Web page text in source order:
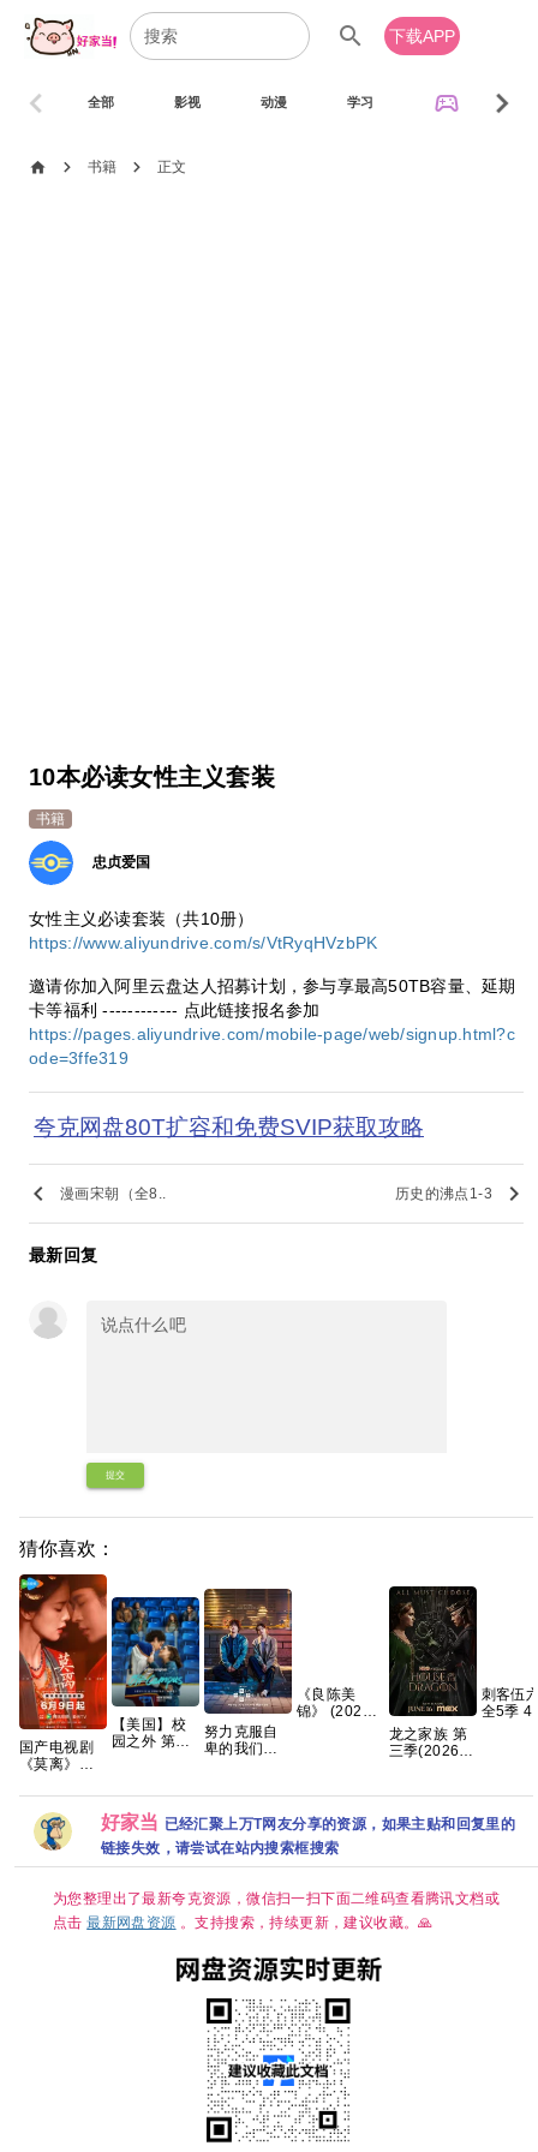
search 下载APP
全部 影视 动漫 学习 sports_esports
chevron_left chevron_right
home chevron_right 书籍 chevron_right 正文
10本必读女性主义套装
书籍
忠贞爱国
女性主义必读套装（共10册）
https://www.aliyundrive.com/s/VtRyqHVzbPK
邀请你加入阿里云盘达人招募计划，参与享最高50TB容量、延期
卡等福利 ------------ 点此链接报名参加
https://pages.aliyundrive.com/mobile-page/web/signup.html?c
ode=3ffe319
夸克网盘80T扩容和免费SVIP获取攻略
keyboard_arrow_left 漫画宋朝（全8.. 历史的沸点1-3 keyboard_arrow_right
最新回复
提交
猜你喜欢：
国产电视剧
《莫离》高
观看百度网
盘资源分享
【美国】校
园之外 第一
动 又名: 校园
恋曲 / 校外
夸克
努力克服自
卑的我们
中字][1.5GB
集]
《良陈美
锦》 (2026)
龙之家族 第
三季(2026)
[高码率][内封
简繁英][附1-
2季][8GB集]
刺客伍
全5季
好家当 已经汇聚上万T网友分享的资源，如果主贴和回复里的
链接失效，请尝试在站内搜索框搜索
为您整理出了最新夸克资源，微信扫一扫下面二维码查看腾讯文档或
点击最新网盘资源 。支持搜索，持续更新，建议收藏。🙏